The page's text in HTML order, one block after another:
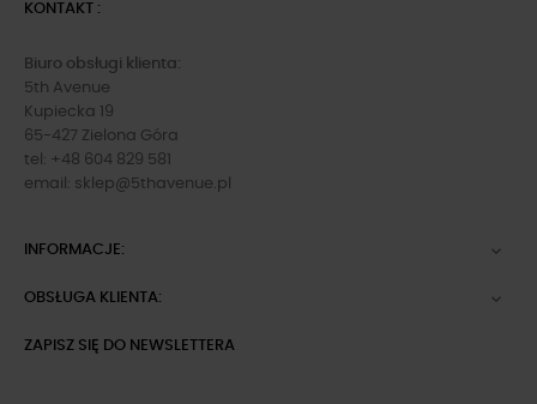
KONTAKT :
Biuro obsługi klienta:
5th Avenue
Kupiecka 19
65-427 Zielona Góra
tel: +48 604 829 581
email: sklep@5thavenue.pl
INFORMACJE: 
OBSŁUGA KLIENTA: 
ZAPISZ SIĘ DO NEWSLETTERA